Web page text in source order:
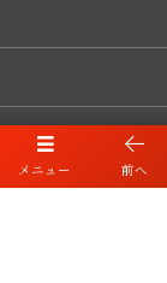
メニュー 前へ